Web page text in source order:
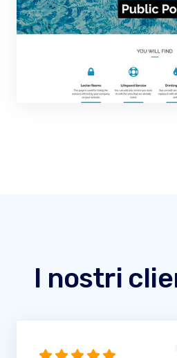
I nostri